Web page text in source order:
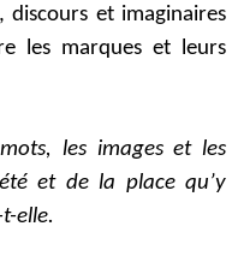
discours et imaginaires
les marques et leurs
les images et les
et de la place qu’y
elle.